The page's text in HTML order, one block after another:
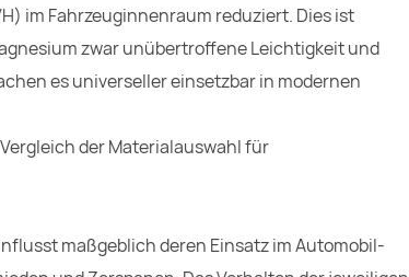
im Fahrzeuginnenraum reduziert. Dies ist
zwar unübertroffene Leichtigkeit und
es universeller einsetzbar in modernen
maßgeblich deren Einsatz im Automobil-